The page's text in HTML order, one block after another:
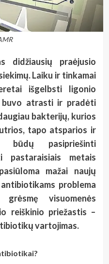
didžiausių praėjusio
Laiku ir tinkamai
išgelbsti ligonio
atrasti ir pradėti
bakterijų, kurios
tapo atsparios ir
pasipriešinti
pastaraisiais metais
mažai naujų
problema
visuomenės
reiškinio priežastis –
vartojimas.